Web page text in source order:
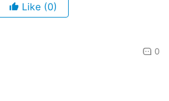
Like (0)
0